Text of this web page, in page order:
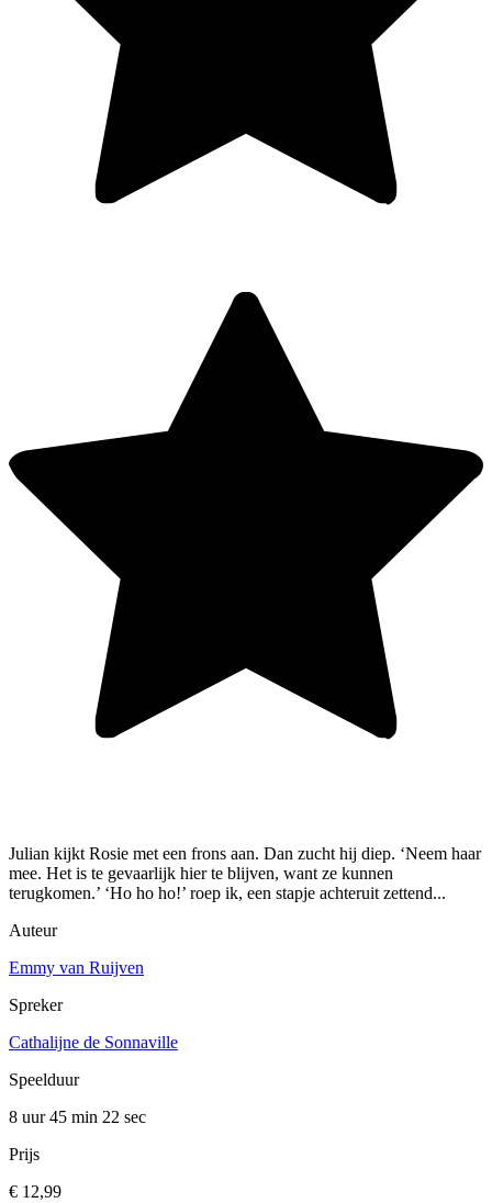
Julian kijkt Rosie met een frons aan. Dan zucht hij diep. ‘Neem haar
mee. Het is te gevaarlijk hier te blijven, want ze kunnen
terugkomen.’ ‘Ho ho ho!’ roep ik, een stapje achteruit zettend...
Auteur
Emmy van Ruijven
Spreker
Cathalijne de Sonnaville
Speelduur
8 uur 45 min 22 sec
Prijs
€ 12,99